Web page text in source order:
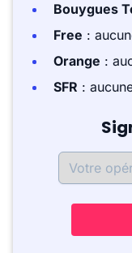
Bouygues
Free :
Orange :
SFR :